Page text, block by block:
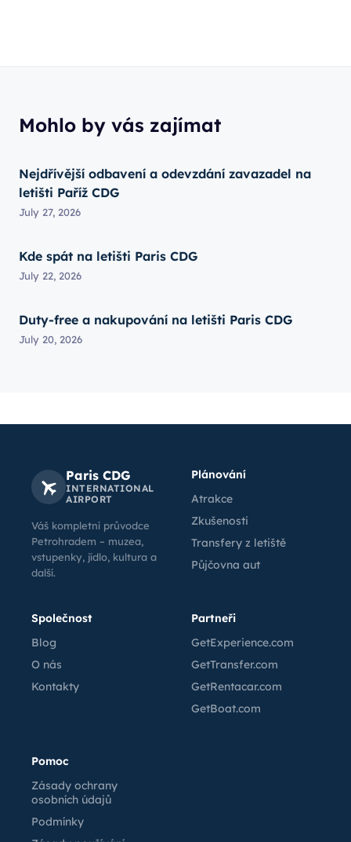
Mohlo by vás zajímat
Nejdřívější odbavení a odevzdání zavazadel na
letišti Paříž CDG
July 27, 2026
Kde spát na letišti Paris CDG
July 22, 2026
Duty-free a nakupování na letišti Paris CDG
July 20, 2026
Paris CDG
INTERNATIONAL
AIRPORT
Váš kompletní průvodce
Petrohradem – muzea,
vstupenky, jídlo, kultura a
další.
Plánování
Atrakce
Zkušenosti
Transfery z letiště
Půjčovna aut
Společnost
Blog
O nás
Kontakty
Partneři
GetExperience.com
GetTransfer.com
GetRentacar.com
GetBoat.com
Pomoc
Zásady ochrany
osobních údajů
Podmínky